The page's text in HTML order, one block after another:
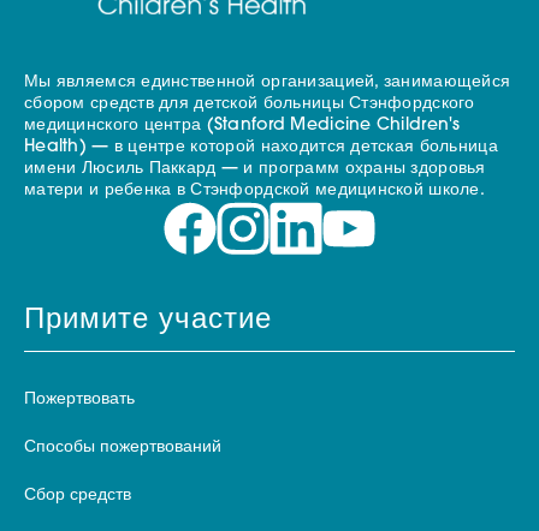
Мы являемся единственной организацией, занимающейся
сбором средств для детской больницы Стэнфордского
медицинского центра (Stanford Medicine Children's
Health) — в центре которой находится детская больница
имени Люсиль Паккард — и программ охраны здоровья
матери и ребенка в Стэнфордской медицинской школе.
Примите участие
Пожертвовать
Способы пожертвований
Сбор средств